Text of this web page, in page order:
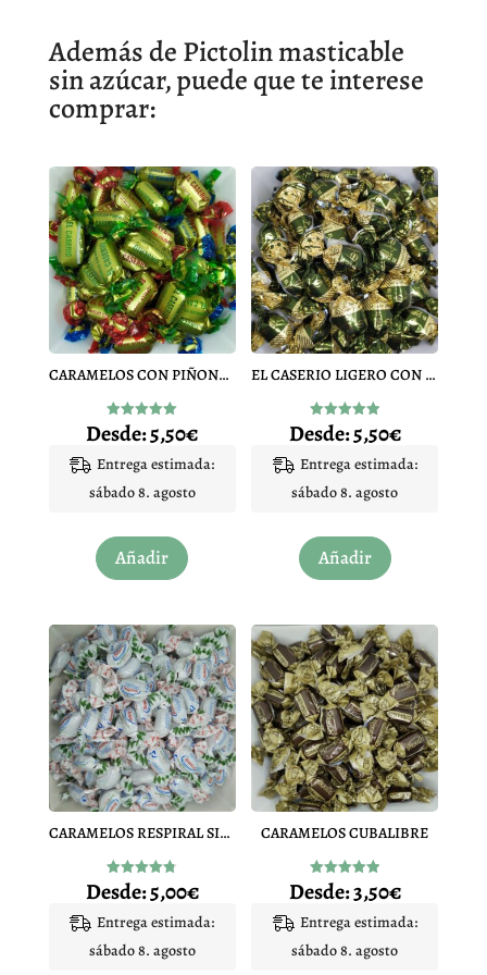
Además de Pictolin masticable
sin azúcar, puede que te interese
comprar:
CARAMELOS CON PIÑONES EL CASERIO
Valorado
con
de 5
Desde:5,50€
Entrega estimada:
sábado 8. agosto
Añadir
producto
variantes.
Las
opciones
se
pueden
elegir
en
la
de
producto
EL CASERIO LIGERO CON PIÑONES SIN AZÚCAR DE TAFALLA
Valorado
con
de 5
Desde:5,50€
Entrega estimada:
sábado 8. agosto
Añadir
producto
variantes.
Las
opciones
se
pueden
elegir
en
la
de
producto
CARAMELOS RESPIRAL SIN AZUCAR
Valorado
con
de 5
Desde:5,00€
Entrega estimada:
sábado 8. agosto
CARAMELOS CUBALIBRE
Valorado
con
de 5
Desde:3,50€
Entrega estimada:
sábado 8. agosto